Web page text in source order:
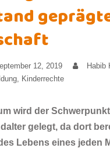
12, 2019
Habib
Kinderrechte
wird der
gelegt, da dort
Lebens eines jeden